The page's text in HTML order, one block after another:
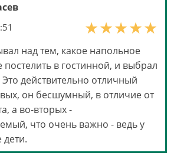
над тем, какое напольное
в гостинной, и выбрал
действительно отличный
он бесшумный, в отличие от
а во-вторых -
что очень важно - ведь у